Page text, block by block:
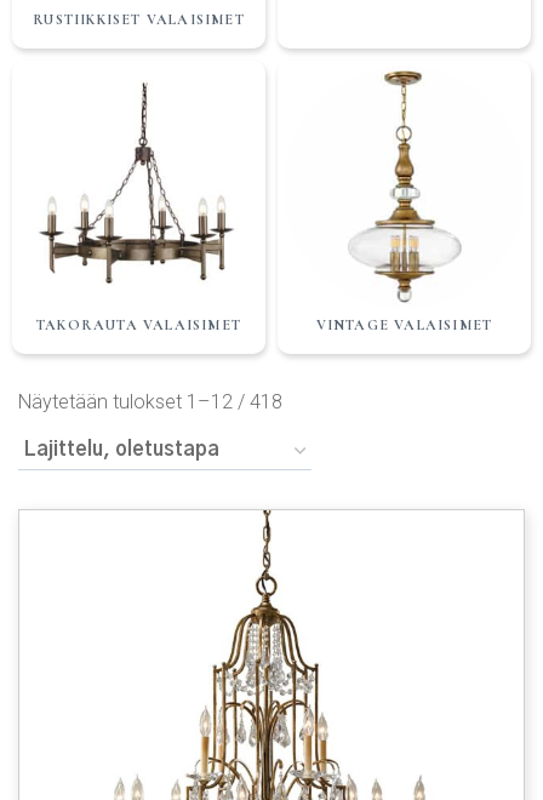
RUSTIIKKISET VALAISIMET
TAKORAUTA VALAISIMET VINTAGE VALAISIMET
Näytetään tulokset 1–12 / 418